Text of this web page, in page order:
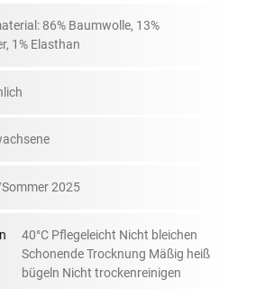
86% Baumwolle, 13%
1% Elasthan
2025
40°C Pflegeleicht Nicht bleichen
Schonende Trocknung Mäßig heiß
bügeln Nicht trockenreinigen